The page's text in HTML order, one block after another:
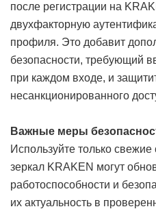
после регистрации на
двухфакторную
профиля. Это добавит
безопасности, требующий
при каждом входе, и
несанкционированного
Важные меры
Используйте только
зеркал KRAKEN могут
работоспособности и
их актуальность в